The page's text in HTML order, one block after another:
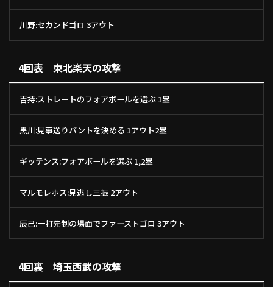
川野:セカンドゴロ 3アウト
4回表 東北楽天の攻撃
吉持:ストレートのフォアボールを選ぶ 1塁
黒川:見事送りバントを決める 1アウト2塁
ギッテンス:フォアボールを選ぶ 1,2塁
マルモレホス:見逃し三振 2アウト
辰己:一打先制の場面でファーストゴロ 3アウト
4回裏 埼玉西武の攻撃